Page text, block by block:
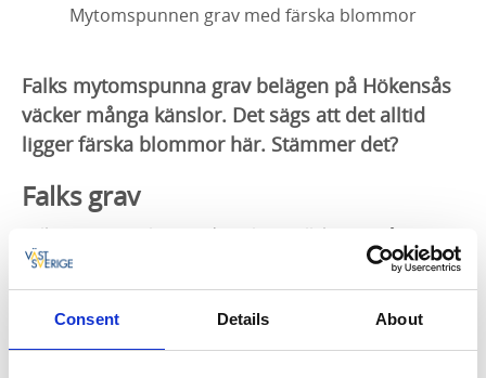
Consent Details About
Mytomspunnen grav med färska blommor
Falks mytomspunna grav belägen på Hökensås
väcker många känslor. Det sägs att det alltid
ligger färska blommor här. Stämmer det?
Falks grav
Falks grav är belägen i den glesa tallskogen på
Hökensås. På sommaren ser du alltid färska blommor
på graven. Ingen vet vem som sätter blommorna där,
men sägnerna går mellan folket i bygden. Här på